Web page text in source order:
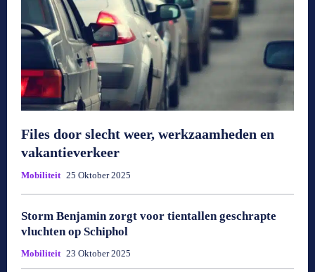
Files door slecht weer, werkzaamheden en
vakantieverkeer
Mobiliteit 25 Oktober 2025
Storm Benjamin zorgt voor tientallen geschrapte
vluchten op Schiphol
Mobiliteit 23 Oktober 2025